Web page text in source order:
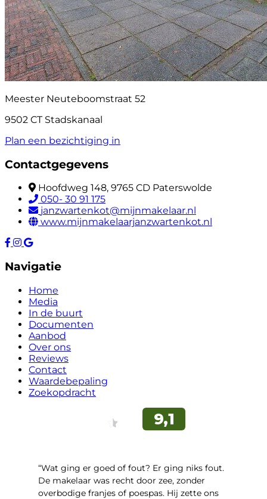
Meester Neuteboomstraat 52
9502 CT Stadskanaal
Plan een bezichtiging in
Contactgegevens
Hoofdweg 148, 9765 CD Paterswolde
050- 30 91 175
janzwartenkot@mijnmakelaar.nl
www.mijnmakelaarjanzwartenkot.nl
Navigatie
Home
Media
In de buurt
Documenten
Aanbod
Over ons
Reviews
Contact
Waardebepaling
Zoekopdracht
“Wat ging er goed of fout? Er ging niks fout.
De makelaar was recht door zee, zonder
overbodige franjes of poespas. Hij zette ons